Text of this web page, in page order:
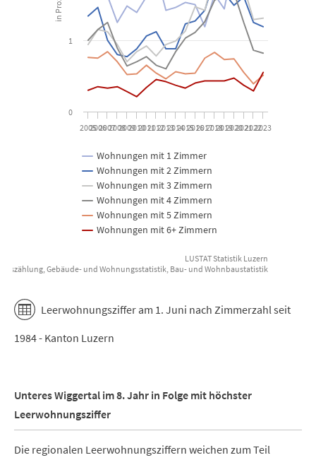
The chart has 1 Y axis displaying in Prozent des
Wohnungen mit 1 Zimmer
Wohnungen mit 2 Zimmern
Wohnungen mit 3 Zimmern
Wohnungen mit 4 Zimmern
Wohnungen mit 5 Zimmern
Wohnungen mit 6+ Zimmern
2005200620072008200920102011201220132014201520162017201820192020202120222023
0
1
LUSTAT Statistik Luzern
Gebäude- und Wohnungsstatistik, Bau- und Wohnbaustatistik
Leerwohnungsziffer am 1. Juni nach Zimmerzahl seit
1984 - Kanton Luzern
Unteres Wiggertal im 8. Jahr in Folge mit höchster
Leerwohnungsziffer
Die regionalen Leerwohnungsziffern weichen zum Teil